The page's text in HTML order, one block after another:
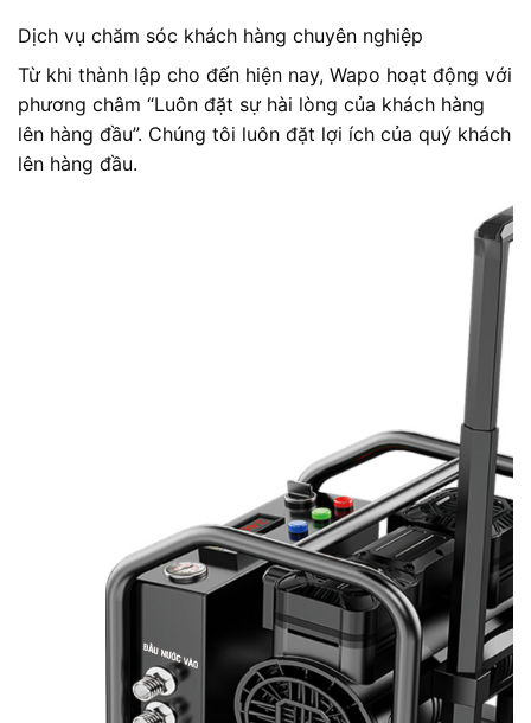
Dịch vụ chăm sóc khách hàng chuyên nghiệp
Từ khi thành lập cho đến hiện nay, Wapo hoạt động với
phương châm “Luôn đặt sự hài lòng của khách hàng
lên hàng đầu”. Chúng tôi luôn đặt lợi ích của quý khách
lên hàng đầu.